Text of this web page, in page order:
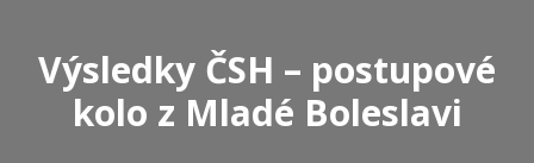
Výsledky ČSH – postupové
kolo z Mladé Boleslavi